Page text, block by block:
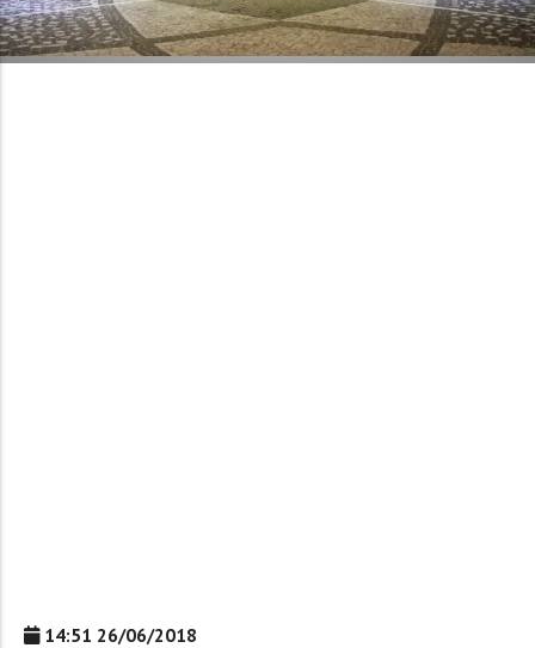
14:51 26/06/2018